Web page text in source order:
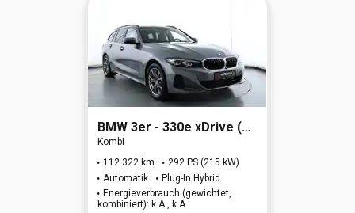
BMW 3er - 330e xDrive (OPF)(EURO 6d)
Kombi
112.322 km
292 PS (215 kW)
Automatik
Plug-In Hybrid
Energieverbrauch (gewichtet,
kombiniert): k.A., k.A.